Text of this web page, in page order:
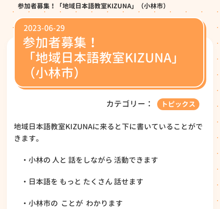
参加者募集！「地域日本語教室KIZUNA」（小林市）
2023-06-29
参加者募集！
「地域日本語教室KIZUNA」
（小林市）
カテゴリー： トピックス
地域日本語教室KIZUNAに来ると下に書いていることがで
きます。
・小林の 人と 話をしながら 活動できます
・日本語を もっと たくさん 話せます
・小林市の ことが わかります